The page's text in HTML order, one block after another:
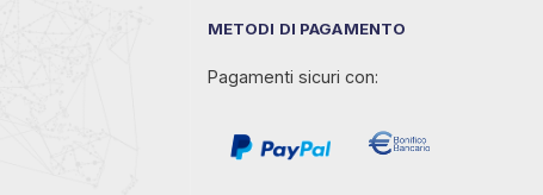
METODI DI PAGAMENTO
Pagamenti sicuri con: